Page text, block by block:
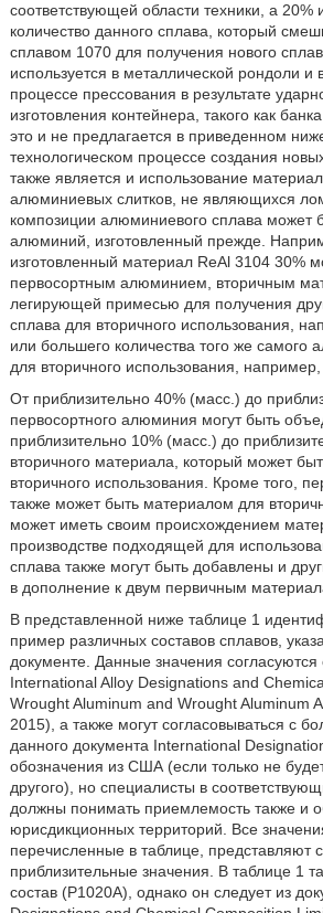
соответствующей области техники, а 20%
количество данного сплава, который
сплавом 1070 для получения нового
используется в металлической рондоли и
процессе прессования в результате
изготовления контейнера, такого как
это и не предлагается в приведенном
технологическом процессе создания
также является и использование
алюминиевых слитков, не являющихся
композиции алюминиевого сплава может
алюминий, изготовленный прежде.
изготовленный материал ReAl 3104 30%
первосортным алюминием, вторичным
легирующей примесью для получения
сплава для вторичного использования,
или большего количества того же самого
для вторичного использования,
От приблизительно 40% (масс.) до
первосортного алюминия могут быть
приблизительно 10% (масс.) до
вторичного материала, который может
вторичного использования. Кроме того,
также может быть материалом для
может иметь своим происхождением
производстве подходящей для
сплава также могут быть добавлены и
в дополнение к двум первичным
В представленной ниже таблице 1
пример различных составов сплавов,
документе. Данные значения согласуются
International Alloy Designations and
Wrought Aluminum and Wrought Aluminum
2015), а также могут согласовываться с
данного документа International
обозначения из США (если только не
другого), но специалисты в
должны понимать приемлемость также и
юрисдикционных территорий. Все
перечисленные в таблице, представляют
приблизительные значения. В таблице 1
состав (Р1020А), однако он следует из